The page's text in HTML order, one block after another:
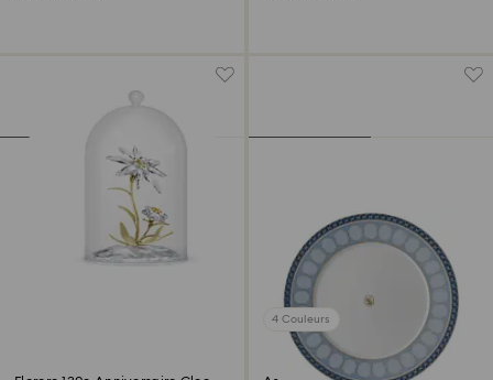
4 Couleurs